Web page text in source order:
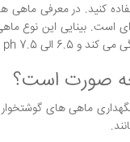
کنید. در معرفی
ای است. بینایی این نوع
چه صورت است؟
ماهی های